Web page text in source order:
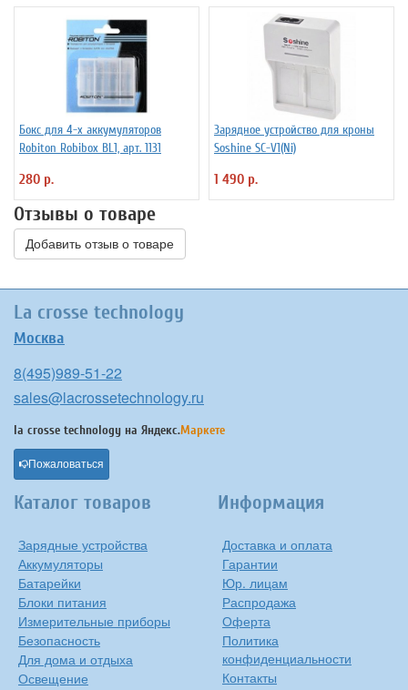
Бокс для 4-х аккумуляторов
Robiton Robibox BL1, арт. 1131
280 р.
Зарядное устройство для кроны
Soshine SC-V1(Ni)
1 490 р.
Отзывы о товаре
Добавить отзыв о товаре
La crosse technology
Москва
8(495)989-51-22
sales@lacrossetechnology.ru
la crosse technology на Яндекс.Маркете
Пожаловаться
Каталог товаров
Зарядные устройства
Аккумуляторы
Батарейки
Блоки питания
Измерительные приборы
Безопасность
Для дома и отдыха
Освещение
Информация
Доставка и оплата
Гарантии
Юр. лицам
Распродажа
Оферта
Политика
конфиденциальности
Контакты